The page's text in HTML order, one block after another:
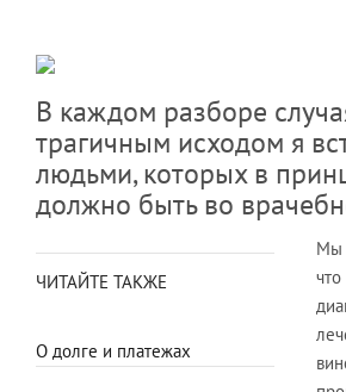
В каждом разборе
трагичным исходом я
людьми, которых в
должно быть во
ЧИТАЙТЕ ТАКЖЕ
О долге и платежах
Мы